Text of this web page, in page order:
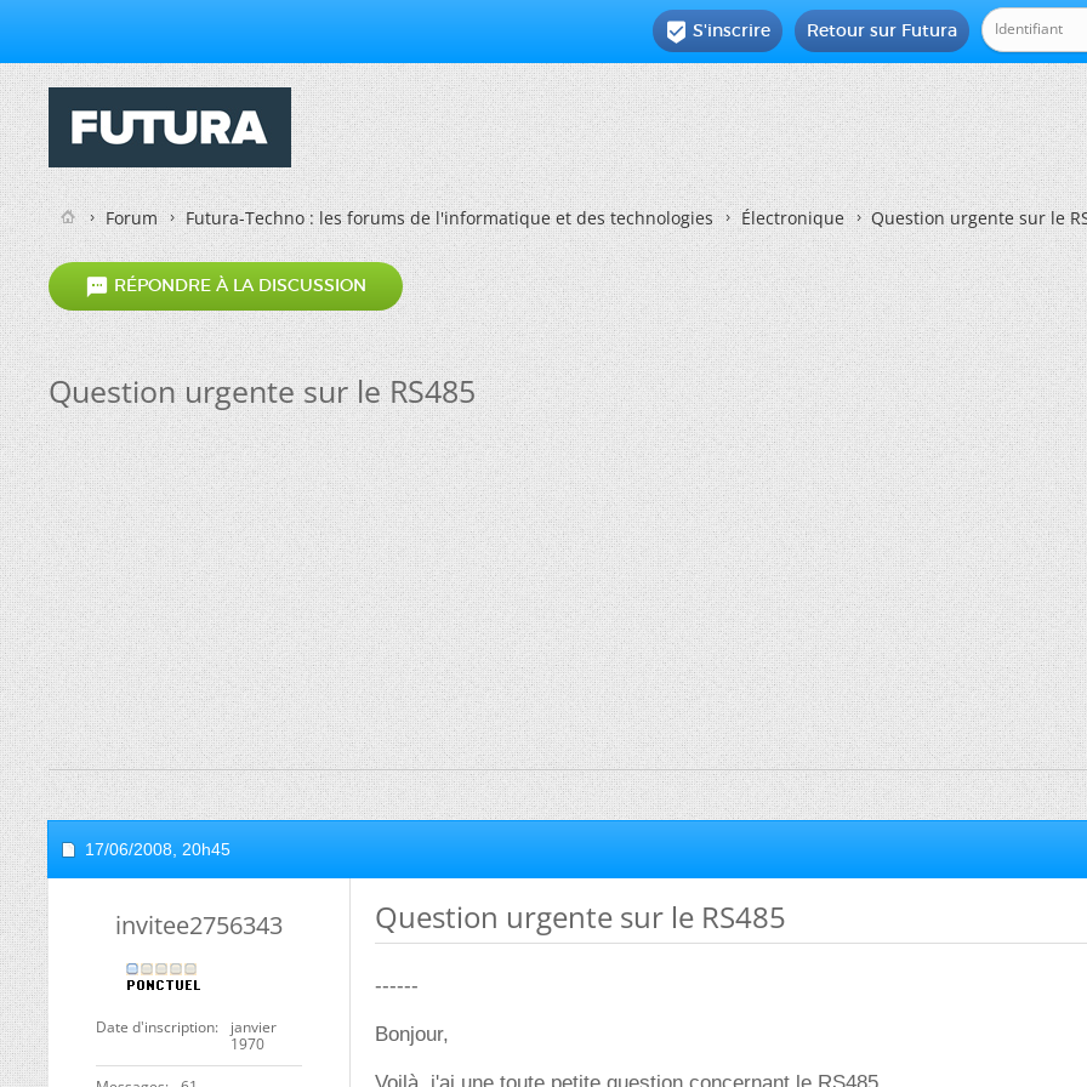
Retour sur Futura
 S'inscrire
Forum Futura-Techno : les forums de l'informatique et des technologies Électronique Question urgente sur le
 RÉPONDRE À LA DISCUSSION
Question urgente sur le RS485
17/06/2008, 20h45
invitee2756343
Date d'inscription
janvier
1970
Question urgente sur le RS485
------
Bonjour,